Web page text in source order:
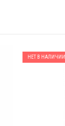
НЕТ В НАЛИЧИИ